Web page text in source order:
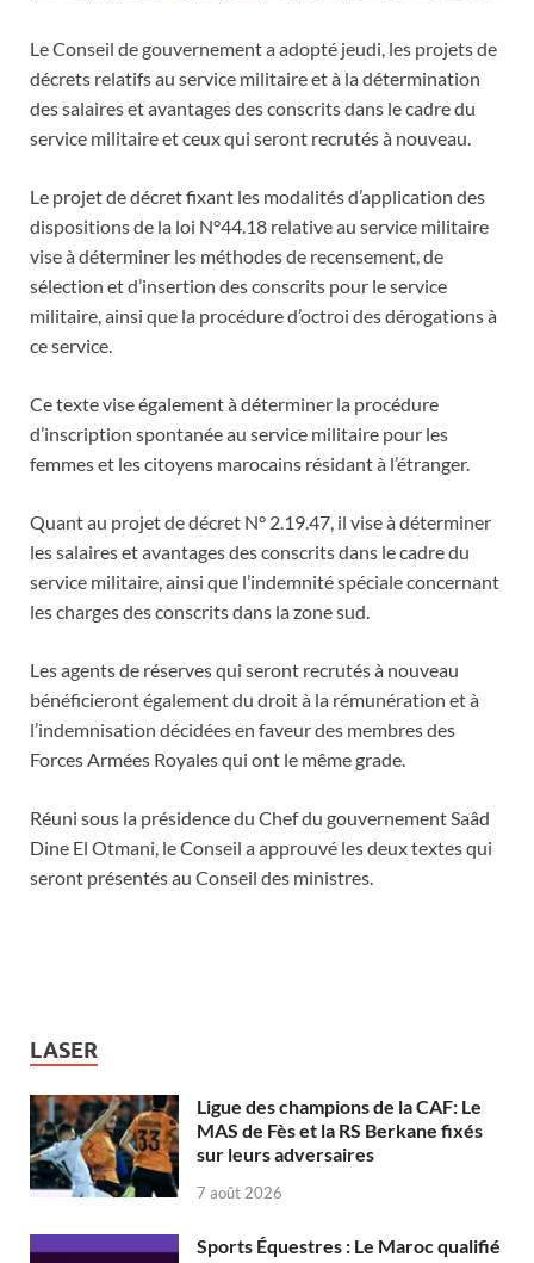
Le Conseil de gouvernement a adopté jeudi, les projets de
décrets relatifs au service militaire et à la détermination
des salaires et avantages des conscrits dans le cadre du
service militaire et ceux qui seront recrutés à nouveau.
Le projet de décret fixant les modalités d’application des
dispositions de la loi N°44.18 relative au service militaire
vise à déterminer les méthodes de recensement, de
sélection et d’insertion des conscrits pour le service
militaire, ainsi que la procédure d’octroi des dérogations à
ce service.
Ce texte vise également à déterminer la procédure
d’inscription spontanée au service militaire pour les
femmes et les citoyens marocains résidant à l’étranger.
Quant au projet de décret N° 2.19.47, il vise à déterminer
les salaires et avantages des conscrits dans le cadre du
service militaire, ainsi que l’indemnité spéciale concernant
les charges des conscrits dans la zone sud.
Les agents de réserves qui seront recrutés à nouveau
bénéficieront également du droit à la rémunération et à
l’indemnisation décidées en faveur des membres des
Forces Armées Royales qui ont le même grade.
Réuni sous la présidence du Chef du gouvernement Saâd
Dine El Otmani, le Conseil a approuvé les deux textes qui
seront présentés au Conseil des ministres.
LASER
Ligue des champions de la CAF: Le
MAS de Fès et la RS Berkane fixés
sur leurs adversaires
7 août 2026
Sports Équestres : Le Maroc qualifié